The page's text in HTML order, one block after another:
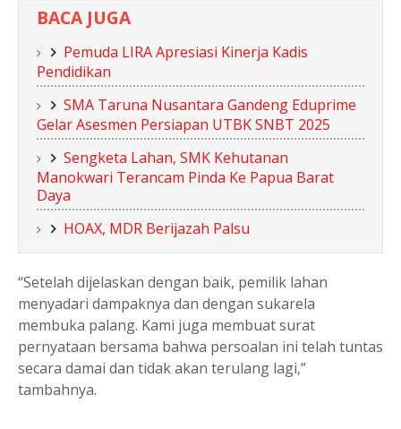
BACA JUGA
Pemuda LIRA Apresiasi Kinerja Kadis
Pendidikan
SMA Taruna Nusantara Gandeng Eduprime
Gelar Asesmen Persiapan UTBK SNBT 2025
Sengketa Lahan, SMK Kehutanan
Manokwari Terancam Pinda Ke Papua Barat
Daya
HOAX, MDR Berijazah Palsu
“Setelah dijelaskan dengan baik, pemilik lahan
menyadari dampaknya dan dengan sukarela
membuka palang. Kami juga membuat surat
pernyataan bersama bahwa persoalan ini telah tuntas
secara damai dan tidak akan terulang lagi,”
tambahnya.